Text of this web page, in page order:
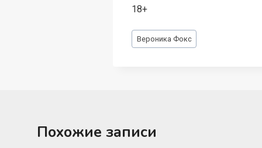
18+
Метки
записи:
Вероника Фокс
Похожие записи